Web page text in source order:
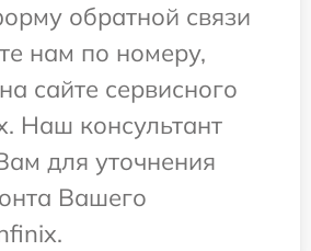
обратной связи
нам по номеру,
сайте сервисного
Наш консультант
для уточнения
Вашего